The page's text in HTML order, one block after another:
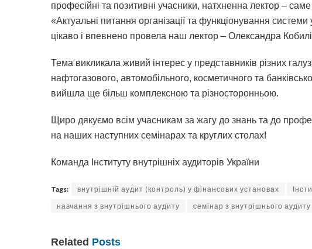
професійні та позитивні учасники, натхненна лектор –
«Актуальні питання організації та функціонування
цікаво і впевнено провела наш лектор – Олександра
Тема викликала живий інтерес у представників різних
нафтогазового, автомобільного, косметичного та
вийшла ще більш комплексною та різносторонньою.
Щиро дякуємо всім учасникам за жагу до знань та до
на наших наступних семінарах та круглих столах!
Команда Інституту внутрішніх аудиторів України
Tags: внутрішній аудит (контроль) у фінансових установах
навчання з внутрішнього аудиту
семінар з внутрішнього аудиту
Related Posts